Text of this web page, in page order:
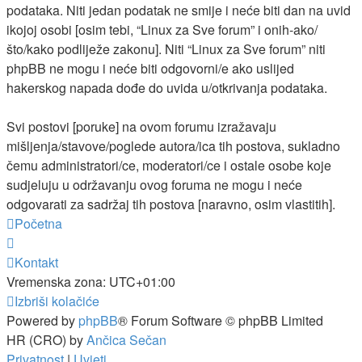
podataka. Niti jedan podatak ne smije i neće biti dan na uvid
ikojoj osobi [osim tebi, “Linux za Sve forum” i onih-ako/
što/kako podliježe zakonu]. Niti “Linux za Sve forum” niti
phpBB ne mogu i neće biti odgovorni/e ako uslijed
hakerskog napada dođe do uvida u/otkrivanja podataka.
Svi postovi [poruke] na ovom forumu izražavaju
mišljenja/stavove/poglede autora/ica tih postova, sukladno
čemu administratori/ce, moderatori/ce i ostale osobe koje
sudjeluju u održavanju ovog foruma ne mogu i neće
odgovarati za sadržaj tih postova [naravno, osim vlastitih].
Početna
Kontakt
Vremenska zona: UTC+01:00
Izbriši kolačiće
Powered by phpBB® Forum Software © phpBB Limited
HR (CRO) byAnčica Sečan